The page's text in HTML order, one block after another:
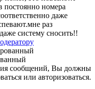
постоянно номера
даже
раз
систему сносить!!
сообщений, Вы должны
или авторизоваться.